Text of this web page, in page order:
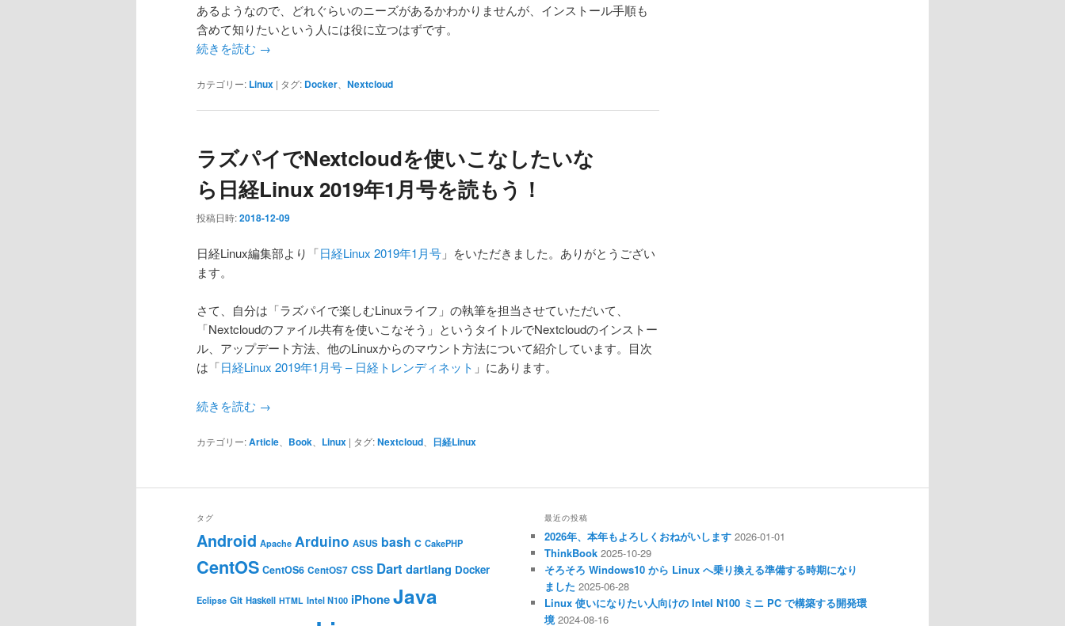
あるようなので、どれぐらいのニーズがあるかわかりませんが、インストール手順も
含めて知りたいという人には役に立つはずです。
続きを読む →
カテゴリー: Linux | タグ: Docker Nextcloud
ラズパイでNextcloudを使いこなしたいな
ら日経Linux 2019年1月号を読もう！
投稿日時:2018-12-09
日経Linux編集部より「日経Linux 2019年1月号 」をいただきました。ありがとうござい
ます。
さて、自分は「ラズパイで楽しむLinuxライフ」の執筆を担当させていただいて、
「Nextcloudのファイル共有を使いこなそう」というタイトルでNextcloudのインストー
ル、アップデート方法、他のLinuxからのマウント方法について紹介しています。目次
は「日経Linux 2019年1月号 – 日経トレンディネット 」にあります。
続きを読む →
カテゴリー:Article Book Linux | タグ:Nextcloud 日経Linux
タグ
Android Apache Arduino ASUS bash C CakePHP
CentOS CentOS6 CentOS7 CSS Dart dartlang Docker
Eclipse Git Haskell HTML Intel N100 iPhoneJava
最近の投稿
2026年、本年もよろしくおねがいします 2026-01-01
ThinkBook 2025-10-29
そろそろ Windows10 から Linux へ乗り換える準備する時期になり
ました 2025-06-28
Linux 使いになりたい人向けの Intel N100 ミニ PC で構築する開発環
境 2024-08-16